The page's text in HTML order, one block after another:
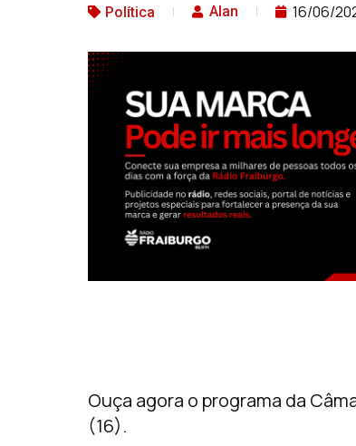
Política Alan 16/06/
Ouça agora o programa da
(16).